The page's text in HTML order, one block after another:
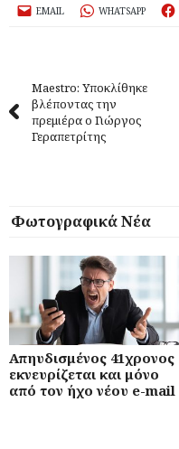
EMAIL WHATSAPP
Maestro: Υποκλίθηκε
βλέποντας την
πρεμιέρα ο Γιώργος
Γεραπετρίτης
Φωτογραφικά Νέα
Απηυδισμένος 41χρονος
εκνευρίζεται και μόνο
από τον ήχο νέου e-mail